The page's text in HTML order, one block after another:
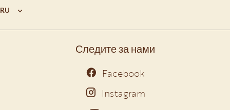
RU
Следите за нами
Facebook
Instagram